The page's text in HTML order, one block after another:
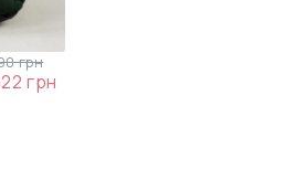
грн
грн